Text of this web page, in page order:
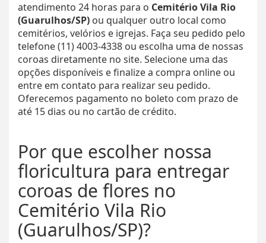
atendimento 24 horas para o Cemitério Vila Rio
(Guarulhos/SP) ou qualquer outro local como
cemitérios, velórios e igrejas. Faça seu pedido pelo
telefone (11) 4003-4338 ou escolha uma de nossas
coroas diretamente no site. Selecione uma das
opções disponíveis e finalize a compra online ou
entre em contato para realizar seu pedido.
Oferecemos pagamento no boleto com prazo de
até 15 dias ou no cartão de crédito.
Por que escolher nossa
floricultura para entregar
coroas de flores no
Cemitério Vila Rio
(Guarulhos/SP)?